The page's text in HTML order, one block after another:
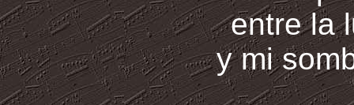
entre la
y mi